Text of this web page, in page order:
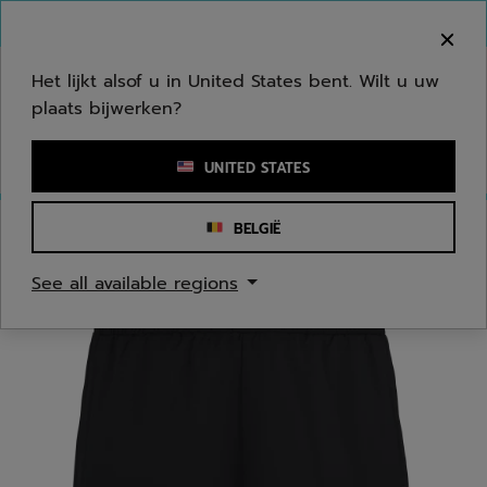
Een zoekwoord of een artikelnummer invoeren
Het lijkt alsof u in United States bent. Wilt u uw
plaats bijwerken?
UNITED STATES
BELGIË
See all available regions